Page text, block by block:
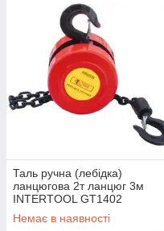
Таль ручна (лебідка)
ланцюгова 2т ланцюг 3м
INTERTOOL GT1402
Немає в наявності